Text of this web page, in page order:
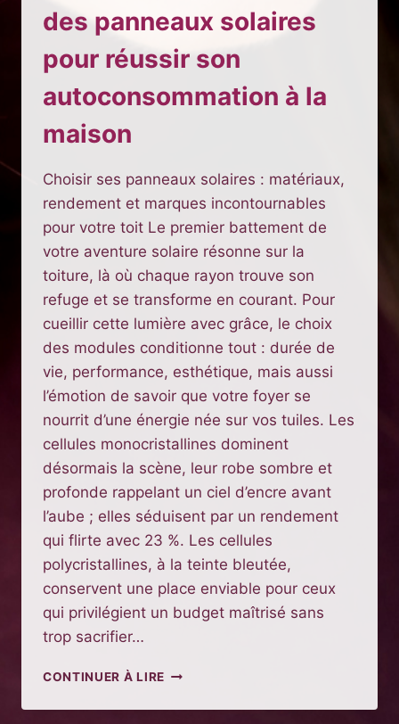
des panneaux solaires
pour réussir son
autoconsommation à la
maison
Choisir ses panneaux solaires : matériaux,
rendement et marques incontournables
pour votre toit Le premier battement de
votre aventure solaire résonne sur la
toiture, là où chaque rayon trouve son
refuge et se transforme en courant. Pour
cueillir cette lumière avec grâce, le choix
des modules conditionne tout : durée de
vie, performance, esthétique, mais aussi
l’émotion de savoir que votre foyer se
nourrit d’une énergie née sur vos tuiles. Les
cellules monocristallines dominent
désormais la scène, leur robe sombre et
profonde rappelant un ciel d’encre avant
l’aube ; elles séduisent par un rendement
qui flirte avec 23 %. Les cellules
polycristallines, à la teinte bleutée,
conservent une place enviable pour ceux
qui privilégient un budget maîtrisé sans
trop sacrifier…
CONTINUER À LIRECOMPRENDRE
BASES